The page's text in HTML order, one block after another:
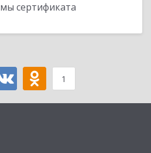
сертификата
1